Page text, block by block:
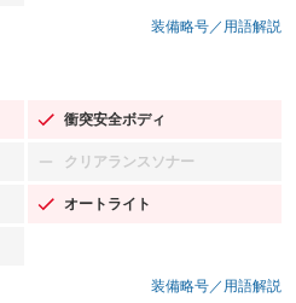
装備略号／用語解説
衝突安全ボディ
：装備あり
クリアランスソナー
：装備なし
オートライト
：装備あり
装備略号／用語解説